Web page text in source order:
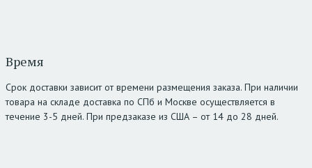
Время
Срок доставки зависит от времени размещения заказа. При наличии
товара на складе доставка по СПб и Москве осуществляется в
течение 3-5 дней. При предзаказе из США – от 14 до 28 дней.